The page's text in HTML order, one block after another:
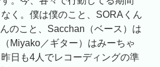
く。僕は僕のこと、SORAくん
のこと、Sacchan（ベース）は
Miyako／ギター）はみーちゃ
日も4人でレコーディングの準